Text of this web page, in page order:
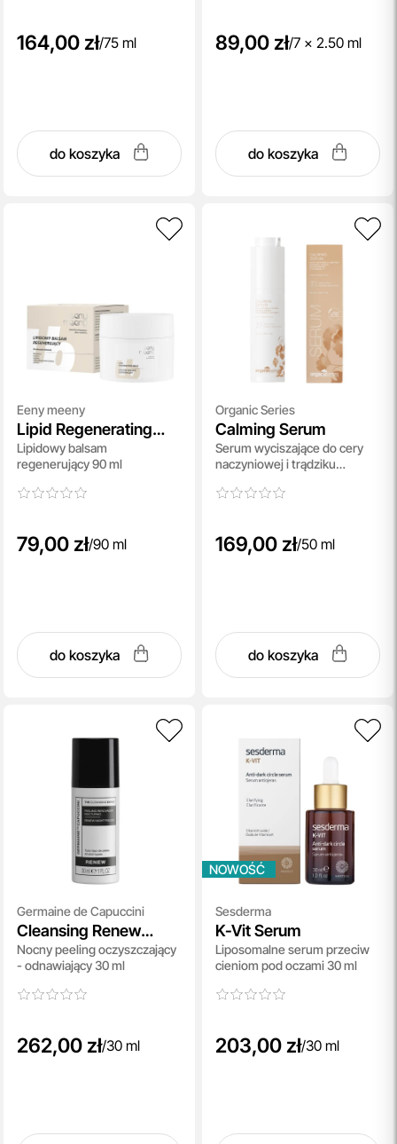
164,00 zł/75 ml
do koszyka
89,00 zł/7 x 2.50 ml
do koszyka
Eeny meeny
Lipid Regenerating
Balm
Lipidowy balsam
regenerujący 90 ml
79,00 zł/90 ml
do koszyka
Organic Series
Calming Serum
Serum wyciszające do cery
naczyniowej i trądziku
169,00 zł/50 ml
do koszyka
Germaine de Capuccini
Cleansing Renew
Night Peeling
Nocny peeling oczyszczający
- odnawiający 30 ml
262,00 zł/30 ml
NOWOŚĆ
Sesderma
K-Vit Serum
Liposomalne serum przeciw
cieniom pod oczami 30 ml
203,00 zł/30 ml